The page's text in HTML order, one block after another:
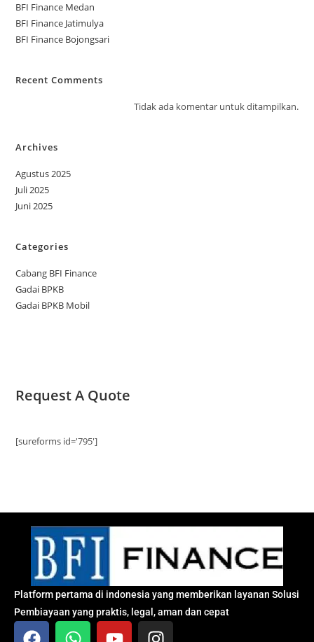
BFI Finance Medan
BFI Finance Jatimulya
BFI Finance Bojongsari
Recent Comments
Tidak ada komentar untuk ditampilkan.
Archives
Agustus 2025
Juli 2025
Juni 2025
Categories
Cabang BFI Finance
Gadai BPKB
Gadai BPKB Mobil
Request A Quote
[sureforms id='795']
Platform pertama di indonesia yang memberikan layanan Solusi
Pembiayaan yang praktis, legal, aman dan cepat